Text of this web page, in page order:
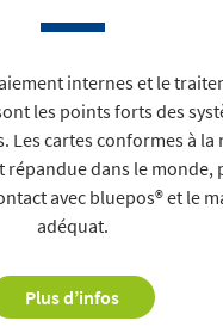
internes et le
les points forts des
Les cartes conformes à la
répandue dans le monde,
avec bluepos® et le
adéquat.
Plus d’infos